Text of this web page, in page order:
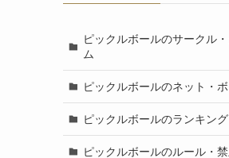
ピックルボールのサークル
ム
ピックルボールのネット・
ピックルボールのランキング
ピックルボールのルール・